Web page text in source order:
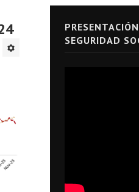
SEGURIDAD